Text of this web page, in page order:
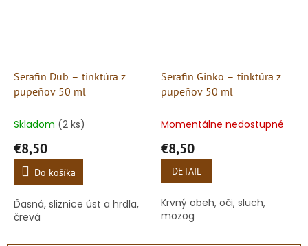
Serafin Dub – tinktúra z
pupeňov 50 ml
Skladom (2 ks)
€8,50
Do košíka
Ďasná, sliznice úst a hrdla,
črevá
Serafin Ginko – tinktúra z
pupeňov 50 ml
Momentálne nedostupné
€8,50
DETAIL
Krvný obeh, oči, sluch,
mozog